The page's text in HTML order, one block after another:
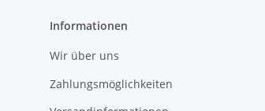
Informationen
Wir über uns
Zahlungsmöglichkeiten